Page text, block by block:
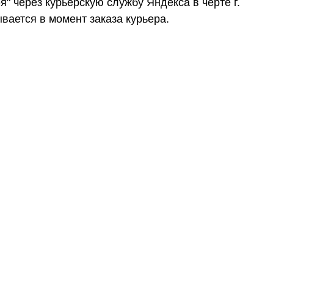
через курьерскую службу Яндекса в черте г.
в момент заказа курьера.